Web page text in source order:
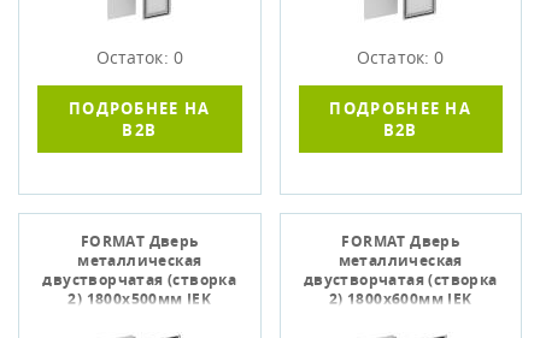
Остаток: 0
ПОДРОБНЕЕ НА
B2B
Остаток: 0
ПОДРОБНЕЕ НА
B2B
FORMAT Дверь
металлическая
двустворчатая (створка
2) 1800х500мм IEK
FORMAT Дверь
металлическая
двустворчатая (створка
2) 1800х600мм IEK